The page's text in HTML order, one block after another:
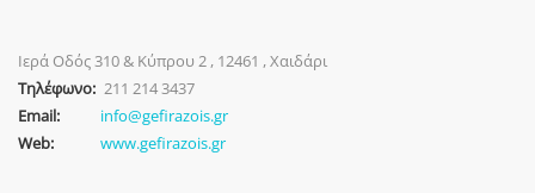
Ιερά Οδός 310 & Κύπρου 2 , 12461 , Χαιδάρι
Τηλέφωνο:211 214 3437
Email:
info@gefirazois.gr
Web:
www.gefirazois.gr